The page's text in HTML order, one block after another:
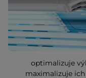
optimalizuje
maximalizuje